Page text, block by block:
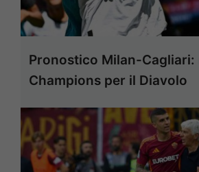
Pronostico Milan-
Champions per il Diavolo